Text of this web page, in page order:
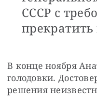
СССР с
В конце ноября
голодовки.
решения